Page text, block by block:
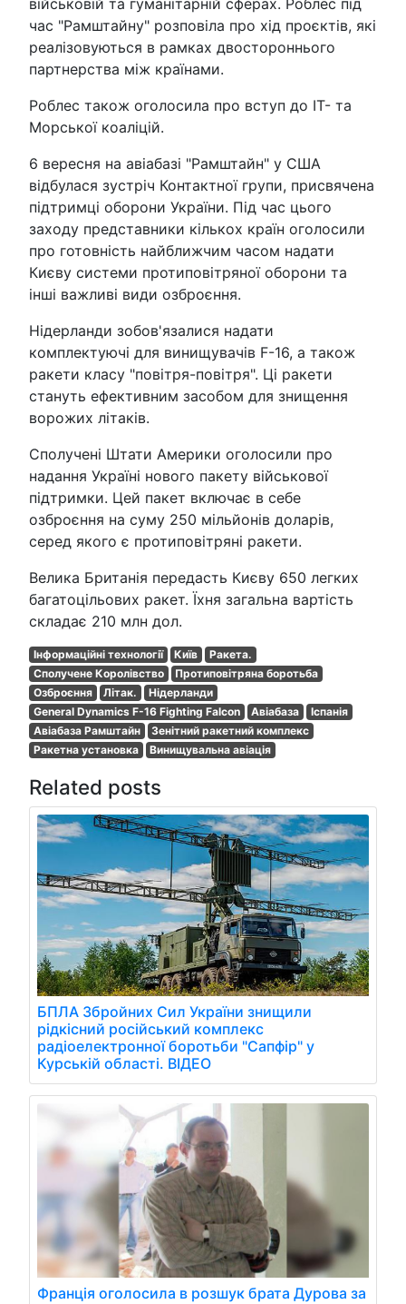
час "Рамштайну" розповіла про хід проєктів, які
реалізовуються в рамках двостороннього
партнерства між країнами.
Роблес також оголосила про вступ до ІТ- та
Морської коаліцій.
6 вересня на авіабазі "Рамштайн" у США
відбулася зустріч Контактної групи, присвячена
підтримці оборони України. Під час цього
заходу представники кількох країн оголосили
про готовність найближчим часом надати
Києву системи протиповітряної оборони та
інші важливі види озброєння.
Нідерланди зобов'язалися надати
комплектуючі для винищувачів F-16, а також
ракети класу "повітря-повітря". Ці ракети
стануть ефективним засобом для знищення
ворожих літаків.
Сполучені Штати Америки оголосили про
надання Україні нового пакету військової
підтримки. Цей пакет включає в себе
озброєння на суму 250 мільйонів доларів,
серед якого є протиповітряні ракети.
Велика Британія передасть Києву 650 легких
багатоцільових ракет. Їхня загальна вартість
складає 210 млн дол.
Інформаційні технології Київ
Ракета.
Сполучене Королівство
Протиповітряна боротьба
Озброєння
Літак.
Нідерланди
General Dynamics F-16 Fighting Falcon
Авіабаза
Іспанія
Авіабаза Рамштайн
Зенітний ракетний комплекс
Ракетна установка
Винищувальна авіація
Related posts
БПЛА Збройних Сил України знищили
рідкісний російський комплекс
радіоелектронної боротьби "Сапфір" у
Курській області. ВІДЕО
Франція оголосила в розшук брата Дурова за